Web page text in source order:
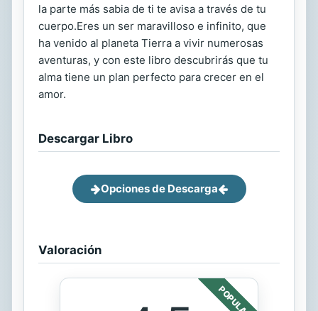
la parte más sabia de ti te avisa a través de tu
cuerpo.Eres un ser maravilloso e infinito, que
ha venido al planeta Tierra a vivir numerosas
aventuras, y con este libro descubrirás que tu
alma tiene un plan perfecto para crecer en el
amor.
Descargar Libro
Opciones de Descarga
Valoración
POPULAR